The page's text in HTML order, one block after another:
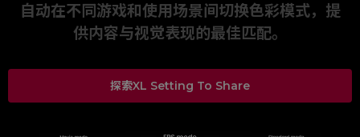
自动在不同游戏和使用场景间切换色彩模式，提
供内容与视觉表现的最佳匹配。
探索XL Setting To Share